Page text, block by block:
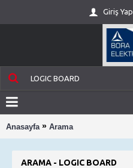
Giriş Yap
Anasayfa » Arama
ARAMA - LOGIC BOARD